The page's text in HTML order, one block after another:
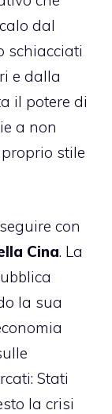
dal
schiacciati
e dalla
il potere di
a non
stile
con
Cina. La
la sua
Stati
la crisi